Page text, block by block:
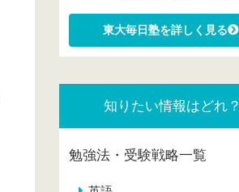
知りたい情報はどれ？
勉強法・受験戦略一覧